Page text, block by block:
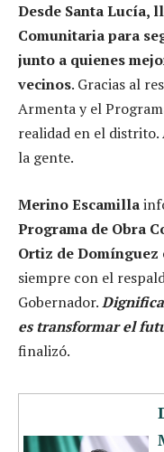
Desde Santa Lucía,
Comunitaria para
junto a quienes
vecinos. Gracias al
Armenta y el
realidad en el distrito.
la gente.
Merino Escamilla
Programa de Obra
Ortiz de Domínguez
siempre con el
Gobernador.
es transformar el
finalizó.